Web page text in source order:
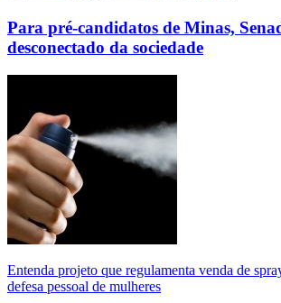
Para pré-candidatos de Minas,
desconectado da sociedade
Entenda projeto que regulamenta venda de
defesa pessoal de mulheres